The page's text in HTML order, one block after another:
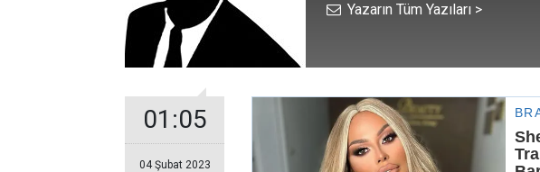
Yazarın Tüm Yazıları >
01:05
04 Şubat 2023